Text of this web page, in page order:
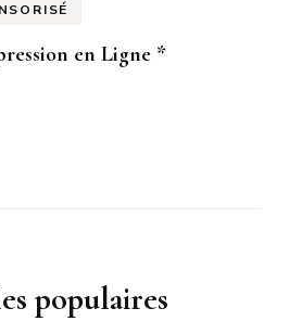
en Ligne *
populaires